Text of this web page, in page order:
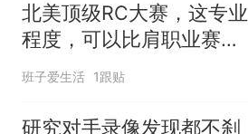
北美顶级RC大赛，这专业
程度，可以比肩职业赛车
手了
班子爱生活 1跟贴
研究对手录像发现都不刹